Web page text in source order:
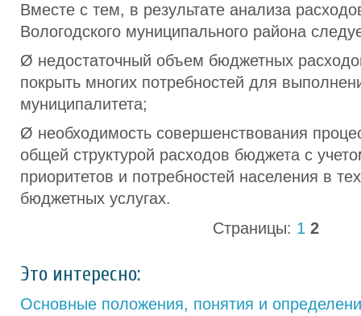
Вместе с тем, в результате анализа
Вологодского муниципального района
Ø недостаточный объем бюджетных
покрыть многих потребностей для
муниципалитета;
Ø необходимость совершенствования
общей структурой расходов бюджета с
приоритетов и потребностей населения в
бюджетных услугах.
Страницы: 1 2
Это интересно:
Основные положения, понятия и